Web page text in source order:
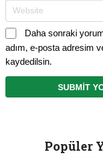
Daha sonraki
adım, e-posta adresim
kaydedilsin.
Popüler